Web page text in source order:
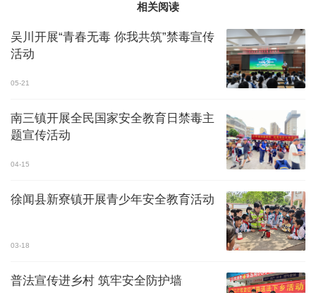
相关阅读
吴川开展“青春无毒 你我共筑”禁毒宣传
活动
05-21
南三镇开展全民国家安全教育日禁毒主
题宣传活动
04-15
徐闻县新寮镇开展青少年安全教育活动
03-18
普法宣传进乡村 筑牢安全防护墙